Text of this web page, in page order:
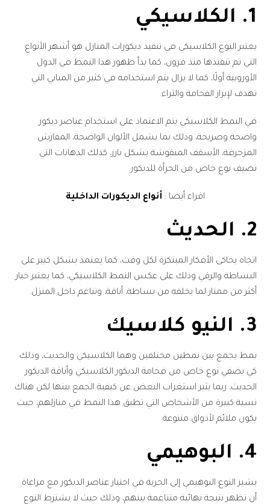
1. الكلاسيكي
يعتبر النوع الكلاسيكي في تنفيذ ديكورات المنازل هو أشهر الأنواع
التي تم تنفيذها منذ قرون، كما بدأ ظهور هذا النمط في الدول
الأوروبية أولًا، كما لا يزال يتم استخدامه في كثير من المباني التي
تهدف لإبراز الفخامة والثراء.
في النمط الكلاسيكي يتم الاعتماد على استخدام عناصر ديكور
واضحة وصريحة، وذلك بما يشمل الألوان الواضحة، المفارش
المزخرفة، الأسقف المنقوشة بشكل بارز، كذلك الدهانات التي
تضيف نوع خاص من الجرأة للديكور.
اقراء أيضا : أنواع الديكورات الداخلية
2. الحديث
اتجاه يحاكى الأفكار المبتكرة لكل وقت، كما يعتمد بشكل كبير على
البساطة والرقي وذلك على عكس النمط الكلاسيكي، كما يعتبر خيار
أكثر من ممتاز لما يخلقه من بساطة، أناقة، وتناغم داخل المنزل.
3. النيو كلاسيك
نمط يجمع بين نمطين مختلفين وهما الكلاسيكي والحديث، وذلك
كي يضفي نوع خاص من فخامة الديكور الكلاسيكي وأناقة الديكور
الحديث، ربما يثير استغراب البعض عن كيفية الجمع بينها لكن هناك
نسبة كبيرة من الأشخاص التي تطبق هذا النمط في منازلهم، حيث
يكون ملائم لأذواق متنوعة.
4. البوهيمي
يشير النوع البوهيمي إلى الحرية في اختيار عناصر الديكور مع مراعاة
أن تظهر نتيجة نهائية متناغمة بينهم، وذلك حيث لا يشترط النوع